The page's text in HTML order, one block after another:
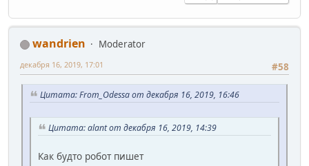
wandrien
Moderator
#58
декабря 16, 2019, 17:01
Цитата: From_Odessa от декабря 16, 2019, 16:46
Цитата: alant от декабря 16, 2019, 14:39
Как будто робот пишет